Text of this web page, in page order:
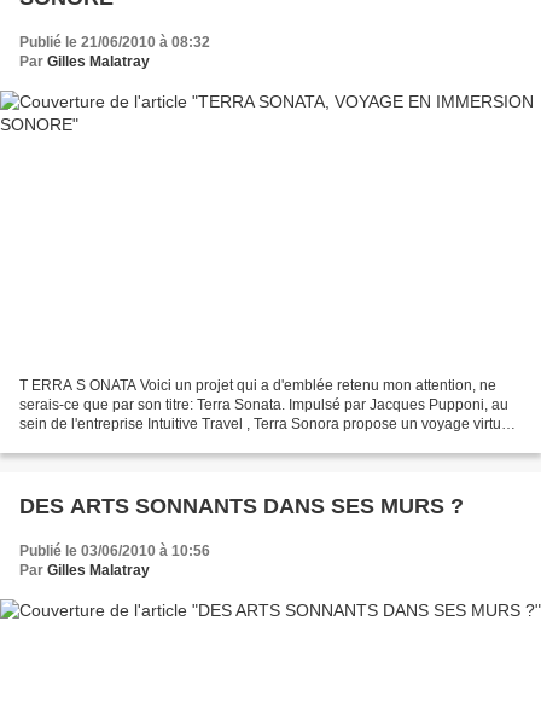
Publié le 21/06/2010 à 08:32
Par Gilles Malatray
T ERRA S ONATA Voici un projet qui a d'emblée retenu mon attention, ne
serais-ce que par son titre: Terra Sonata. Impulsé par Jacques Pupponi, au
sein de l'entreprise Intuitive Travel , Terra Sonora propose un voyage virtuel
DES ARTS SONNANTS DANS SES MURS ?
Publié le 03/06/2010 à 10:56
Par Gilles Malatray